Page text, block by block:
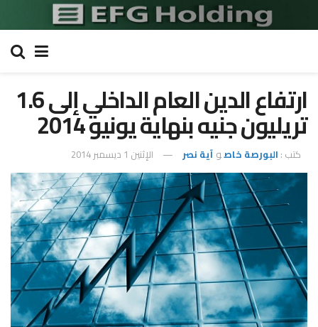
ارتفاع الدين العام الداخلي إلى 1.6
تريليون جنيه بنهاية يونيو 2014
كتب : البورصة خاصو آية نصر الإثنين 1 ديسمبر 2014